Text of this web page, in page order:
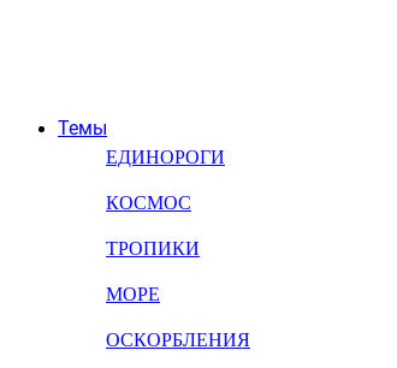
Темы
ЕДИНОРОГИ
КОСМОС
ТРОПИКИ
МОРЕ
ОСКОРБЛЕНИЯ